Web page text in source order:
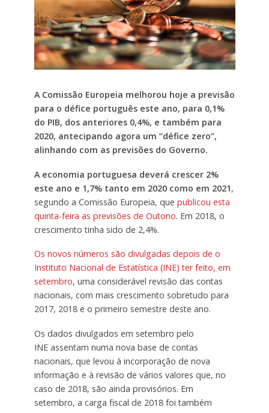
A Comissão Europeia melhorou hoje a previsão
para o défice português este ano, para 0,1%
do PIB, dos anteriores 0,4%, e também para
2020, antecipando agora um “défice zero”,
alinhando com as previsões do Governo.
A economia portuguesa deverá crescer 2%
este ano e 1,7% tanto em 2020 como em 2021,
segundo a Comissão Europeia, que publicou esta
quinta-feira as previsões de Outono. Em 2018, o
crescimento tinha sido de 2,4%.
Os novos números são divulgadas depois de o
Instituto Nacional de Estatística (INE) ter feito, em
setembro, uma considerável revisão das contas
nacionais, com mais crescimento sobretudo para
2017, 2018 e o primeiro semestre deste ano.
Os dados divulgados em setembro pelo
INE assentam numa nova base de contas
nacionais, que levou à incorporação de nova
informação e à revisão de vários valores que, no
caso de 2018, são ainda provisórios. Em
setembro, a carga fiscal de 2018 foi também